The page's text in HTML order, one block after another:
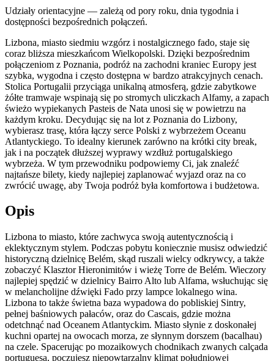
Udziały orientacyjne — zależą od pory roku, dnia tygodnia i
dostępności bezpośrednich połączeń.
Lizbona, miasto siedmiu wzgórz i nostalgicznego fado, staje się
coraz bliższa mieszkańcom Wielkopolski. Dzięki bezpośrednim
połączeniom z Poznania, podróż na zachodni kraniec Europy jest
szybka, wygodna i często dostępna w bardzo atrakcyjnych cenach.
Stolica Portugalii przyciąga unikalną atmosferą, gdzie zabytkowe
żółte tramwaje wspinają się po stromych uliczkach Alfamy, a zapach
świeżo wypiekanych Pasteis de Nata unosi się w powietrzu na
każdym kroku. Decydując się na lot z Poznania do Lizbony,
wybierasz trasę, która łączy serce Polski z wybrzeżem Oceanu
Atlantyckiego. To idealny kierunek zarówno na krótki city break,
jak i na początek dłuższej wyprawy wzdłuż portugalskiego
wybrzeża. W tym przewodniku podpowiemy Ci, jak znaleźć
najtańsze bilety, kiedy najlepiej zaplanować wyjazd oraz na co
zwrócić uwagę, aby Twoja podróż była komfortowa i budżetowa.
Opis
Lizbona to miasto, które zachwyca swoją autentycznością i
eklektycznym stylem. Podczas pobytu koniecznie musisz odwiedzić
historyczną dzielnicę Belém, skąd ruszali wielcy odkrywcy, a także
zobaczyć Klasztor Hieronimitów i wieżę Torre de Belém. Wieczory
najlepiej spędzić w dzielnicy Bairro Alto lub Alfama, wsłuchując się
w melancholijne dźwięki Fado przy lampce lokalnego wina.
Lizbona to także świetna baza wypadowa do pobliskiej Sintry,
pełnej baśniowych pałaców, oraz do Cascais, gdzie można
odetchnąć nad Oceanem Atlantyckim. Miasto słynie z doskonałej
kuchni opartej na owocach morza, ze słynnym dorszem (bacalhau)
na czele. Spacerując po mozaikowych chodnikach zwanych calçada
portuguesa, poczujesz niepowtarzalny klimat południowej